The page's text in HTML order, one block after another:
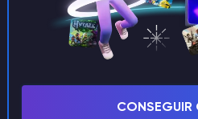
generará un mapa completo
coordenadas. Se trata de
navegar por tu mundo. Si no
CONSEGUIR